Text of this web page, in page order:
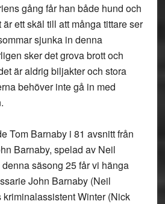
gång får han både hund och
ett skäl till att många tittare ser
sjunka in denna
sker det grova brott och
är aldrig biljakter och stora
behöver inte gå in med
Tom Barnaby i 81 avsnitt från
Barnaby, spelad av Neil
säsong 25 får vi hänga
John Barnaby (Neil
Winter (Nick